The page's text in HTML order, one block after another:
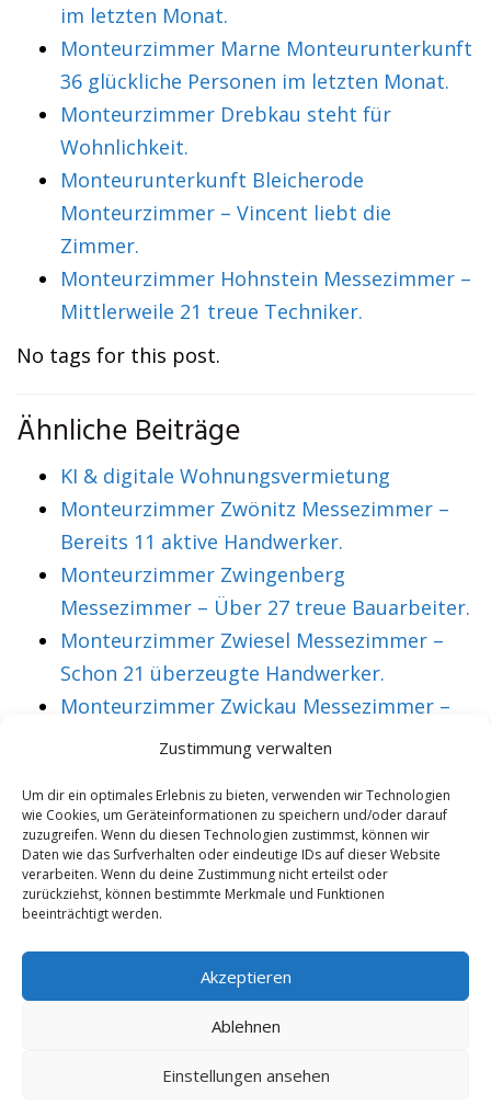
Zustimmung verwalten
Um dir ein optimales Erlebnis zu bieten, verwenden wir Technologien
wie Cookies, um Geräteinformationen zu speichern und/oder darauf
zuzugreifen. Wenn du diesen Technologien zustimmst, können wir
Daten wie das Surfverhalten oder eindeutige IDs auf dieser Website
verarbeiten. Wenn du deine Zustimmung nicht erteilst oder
zurückziehst, können bestimmte Merkmale und Funktionen
beeinträchtigt werden.
Akzeptieren
Ablehnen
Einstellungen ansehen
im letzten Monat.
Monteurzimmer Marne Monteurunterkunft
36 glückliche Personen im letzten Monat.
Monteurzimmer Drebkau steht für
Wohnlichkeit.
Monteurunterkunft Bleicherode
Monteurzimmer – Vincent liebt die
Zimmer.
Monteurzimmer Hohnstein Messezimmer –
Mittlerweile 21 treue Techniker.
No tags for this post.
Ähnliche Beiträge
KI & digitale Wohnungsvermietung
Monteurzimmer Zwönitz Messezimmer –
Bereits 11 aktive Handwerker.
Monteurzimmer Zwingenberg
Messezimmer – Über 27 treue Bauarbeiter.
Monteurzimmer Zwiesel Messezimmer –
Schon 21 überzeugte Handwerker.
Monteurzimmer Zwickau Messezimmer –
Über 36 treue Montagearbeiter.
VORHERIGER ARTIKEL
Monteurzimmer
Aichtal
Messezimmer –
Schon 41 aktive
Montagearbeiter.
NÄCHSTER ARTIKEL
Messezimmer Aken
Monteurzimmer –
gemütlich.
Copyright 2025/26 - Wohnung mieten |